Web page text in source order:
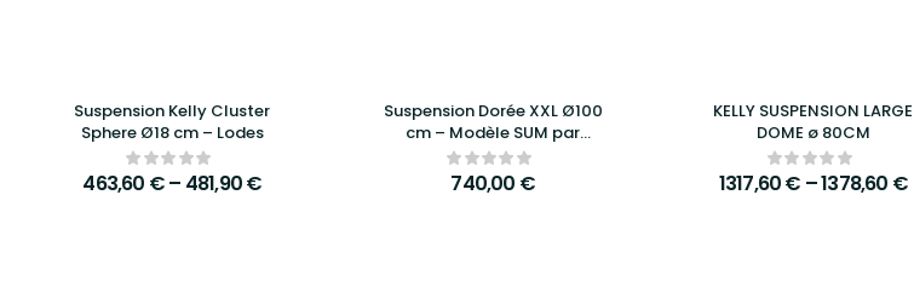
Suspension Kelly Cluster
Sphere Ø18 cm – Lodes
463,60 €– 481,90€
Suspension Dorée XXL Ø100
cm – Modèle SUM par
ATHEZZA
740,00 €
KELLY SUSPENSION LARGE
DOME ø 80CM
1317,60€ –1378,60 €